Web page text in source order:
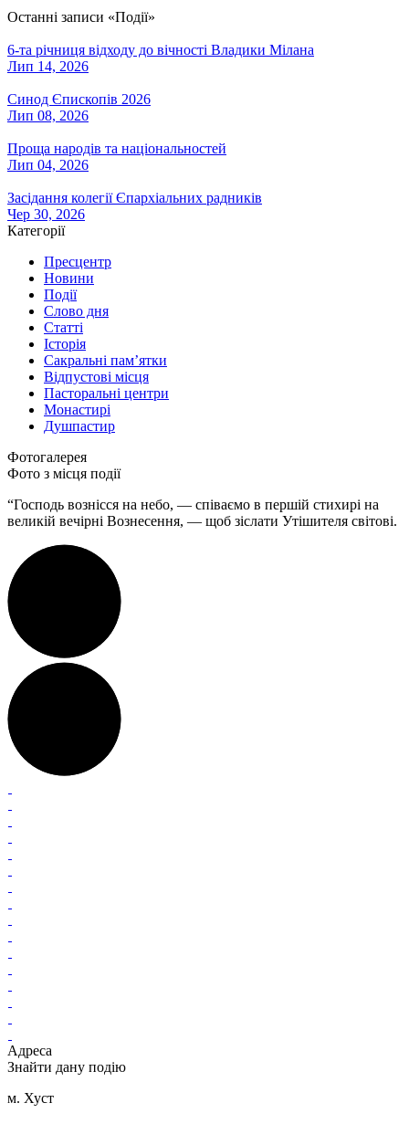
Останні записи «Події»
6-та річниця відходу до вічності Владики Мілана
Лип 14, 2026
Синод Єпископів 2026
Лип 08, 2026
Проща народів та національностей
Лип 04, 2026
Засідання колегії Єпархіальних радників
Чер 30, 2026
Категорії
Пресцентр
Новини
Події
Слово дня
Статті
Історія
Сакральні пам’ятки
Відпустові місця
Пасторальні центри
Монастирі
Душпастир
Фотогалерея
Фото з місця події
“Господь вознісся на небо, — співаємо в першій стихирі на
великій вечірні Вознесення, — щоб зіслати Утішителя світові.
Адреса
Знайти дану подію
м. Хуст